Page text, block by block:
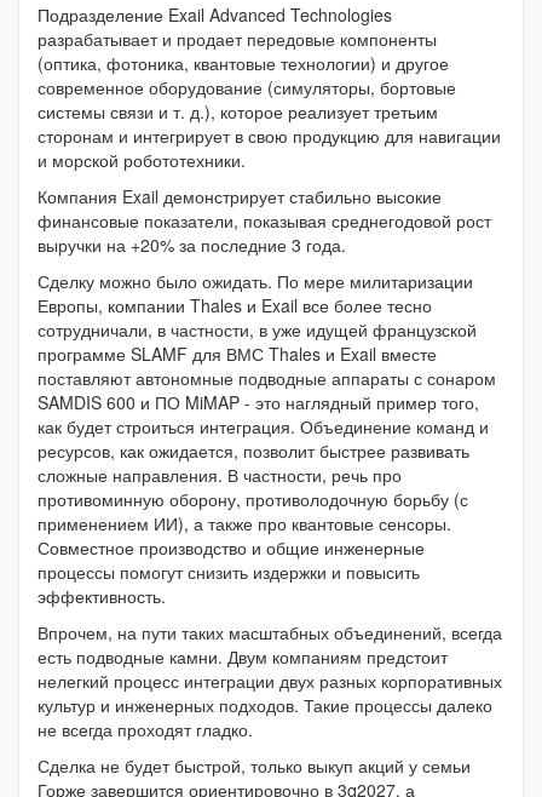
Подразделение Exail Advanced Technologies
разрабатывает и продает передовые компоненты
(оптика, фотоника, квантовые технологии) и другое
современное оборудование (симуляторы, бортовые
системы связи и т. д.), которое реализует третьим
сторонам и интегрирует в свою продукцию для навигации
и морской робототехники.
Компания Exail демонстрирует стабильно высокие
финансовые показатели, показывая среднегодовой рост
выручки на +20% за последние 3 года.
Сделку можно было ожидать. По мере милитаризации
Европы, компании Thales и Exail все более тесно
сотрудничали, в частности, в уже идущей французской
программе SLAMF для ВМС Thales и Exail вместе
поставляют автономные подводные аппараты с сонаром
SAMDIS 600 и ПО MiMAP - это наглядный пример того,
как будет строиться интеграция. Объединение команд и
ресурсов, как ожидается, позволит быстрее развивать
сложные направления. В частности, речь про
противоминную оборону, противолодочную борьбу (с
применением ИИ), а также про квантовые сенсоры.
Совместное производство и общие инженерные
процессы помогут снизить издержки и повысить
эффективность.
Впрочем, на пути таких масштабных объединений, всегда
есть подводные камни. Двум компаниям предстоит
нелегкий процесс интеграции двух разных корпоративных
культур и инженерных подходов. Такие процессы далеко
не всегда проходят гладко.
Сделка не будет быстрой, только выкуп акций у семьи
Горже завершится ориентировочно в 3q2027, а